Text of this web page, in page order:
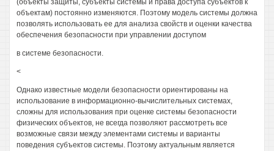
(объекты защиты, субъекты системы и права доступа субъектов к
объектам) постоянно изменяются. Поэтому модель системы должна
позволять использовать ее для анализа свойств и оценки качества
обеспечения безопасности при управлении доступом
в системе безопасности.
<
Однако известные модели безопасности ориентированы на
использование в информационно-вычислительных системах,
сложны для использования при оценке системы безопасности
физических объектов, не всегда позволяют рассмотреть все
возможные связи между элементами системы и варианты
поведения субъектов системы. Поэтому актуальным является